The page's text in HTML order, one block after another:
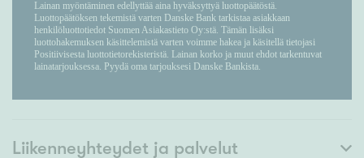
Liikenneyhteydet ja palvelut